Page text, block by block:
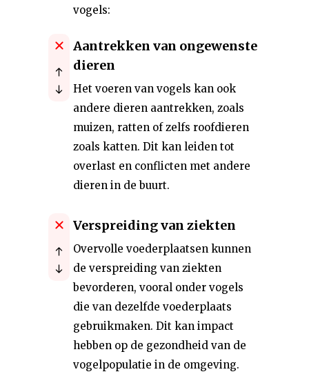
vogels:
Aantrekken van ongewenste
dieren
Het voeren van vogels kan ook
andere dieren aantrekken, zoals
muizen, ratten of zelfs roofdieren
zoals katten. Dit kan leiden tot
overlast en conflicten met andere
dieren in de buurt.
Verspreiding van ziekten
Overvolle voederplaatsen kunnen
de verspreiding van ziekten
bevorderen, vooral onder vogels
die van dezelfde voederplaats
gebruikmaken. Dit kan impact
hebben op de gezondheid van de
vogelpopulatie in de omgeving.